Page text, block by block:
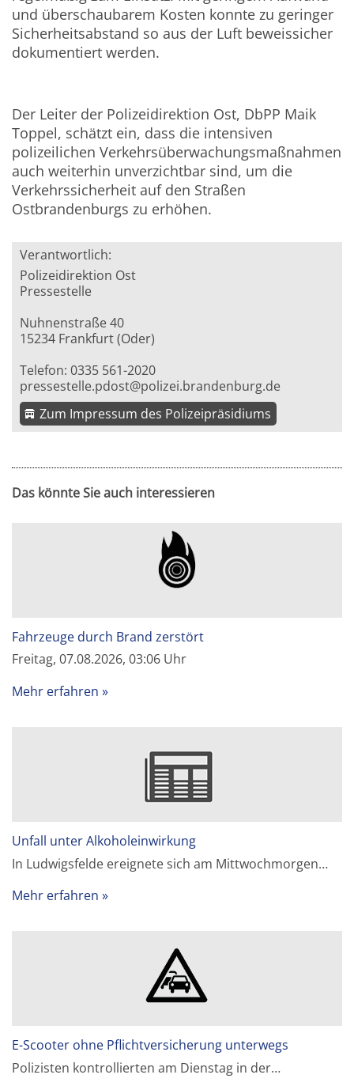
und überschaubarem Kosten konnte zu geringer
Sicherheitsabstand so aus der Luft beweissicher
dokumentiert werden.
Der Leiter der Polizeidirektion Ost, DbPP Maik
Toppel, schätzt ein, dass die intensiven
polizeilichen Verkehrsüberwachungsmaßnahmen
auch weiterhin unverzichtbar sind, um die
Verkehrssicherheit auf den Straßen
Ostbrandenburgs zu erhöhen.
Verantwortlich:
Polizeidirektion Ost
Pressestelle
Nuhnenstraße 40
15234 Frankfurt (Oder)
Telefon: 0335 561-2020
pressestelle.pdost@polizei.brandenburg.de
Zum Impressum des Polizeipräsidiums
Das könnte Sie auch interessieren
Fahrzeuge durch Brand zerstört
Freitag, 07.08.2026, 03:06 Uhr
Mehr erfahren
Unfall unter Alkoholeinwirkung
In Ludwigsfelde ereignete sich am Mittwochmorgen…
Mehr erfahren
E-Scooter ohne Pflichtversicherung unterwegs
Polizisten kontrollierten am Dienstag in der…